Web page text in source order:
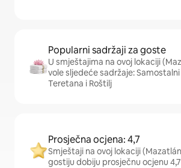
Popularni sadržaji za goste
U smještajima na ovoj lokaciji
vole sljedeće sadržaje:
Teretana i Roštilj
Prosječna ocjena: 4,7
Smještaji na ovoj lokaciji
gostiju dobiju prosječnu ocjenu